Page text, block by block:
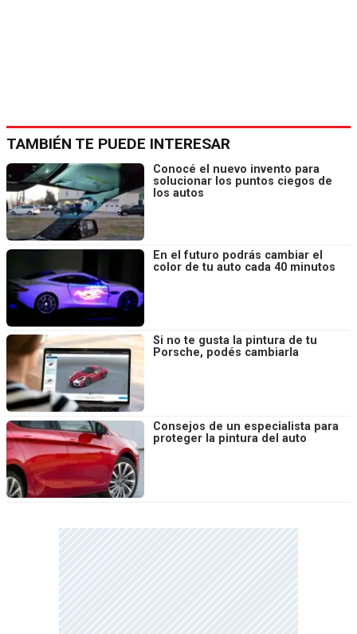
TAMBIÉN TE PUEDE INTERESAR
Conocé el nuevo invento para
solucionar los puntos ciegos de
los autos
En el futuro podrás cambiar el
color de tu auto cada 40 minutos
Si no te gusta la pintura de tu
Porsche, podés cambiarla
Consejos de un especialista para
proteger la pintura del auto